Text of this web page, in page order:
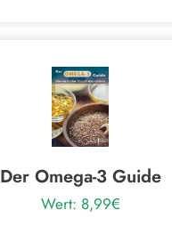
Der Omega-3 Guide
Wert: 8,99€